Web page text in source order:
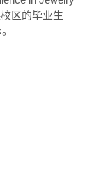
区的毕业生